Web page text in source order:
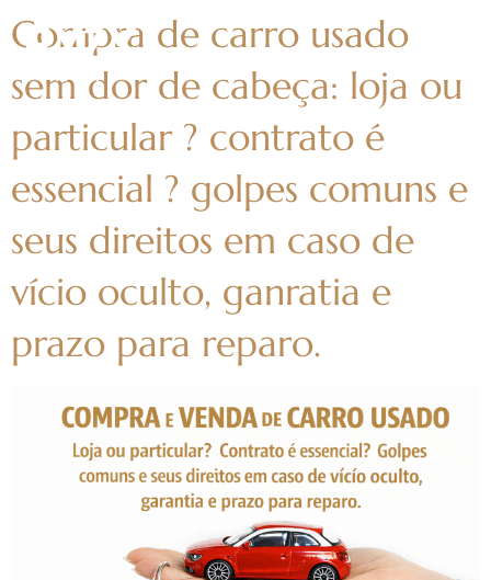
Compra de carro usado
sem dor de cabeça: loja ou
particular ? contrato é
essencial ? golpes comuns e
seus direitos em caso de
vício oculto, ganratia e
prazo para reparo.